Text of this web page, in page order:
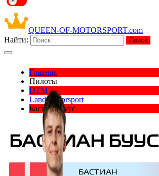
QUEEN-OF-MOTORSPORT.com
Найти:
Главная
Пилоты
DTM
Land Motorsport
Бастиан Буус
БАСТИАН БУУС
БАСТИАН